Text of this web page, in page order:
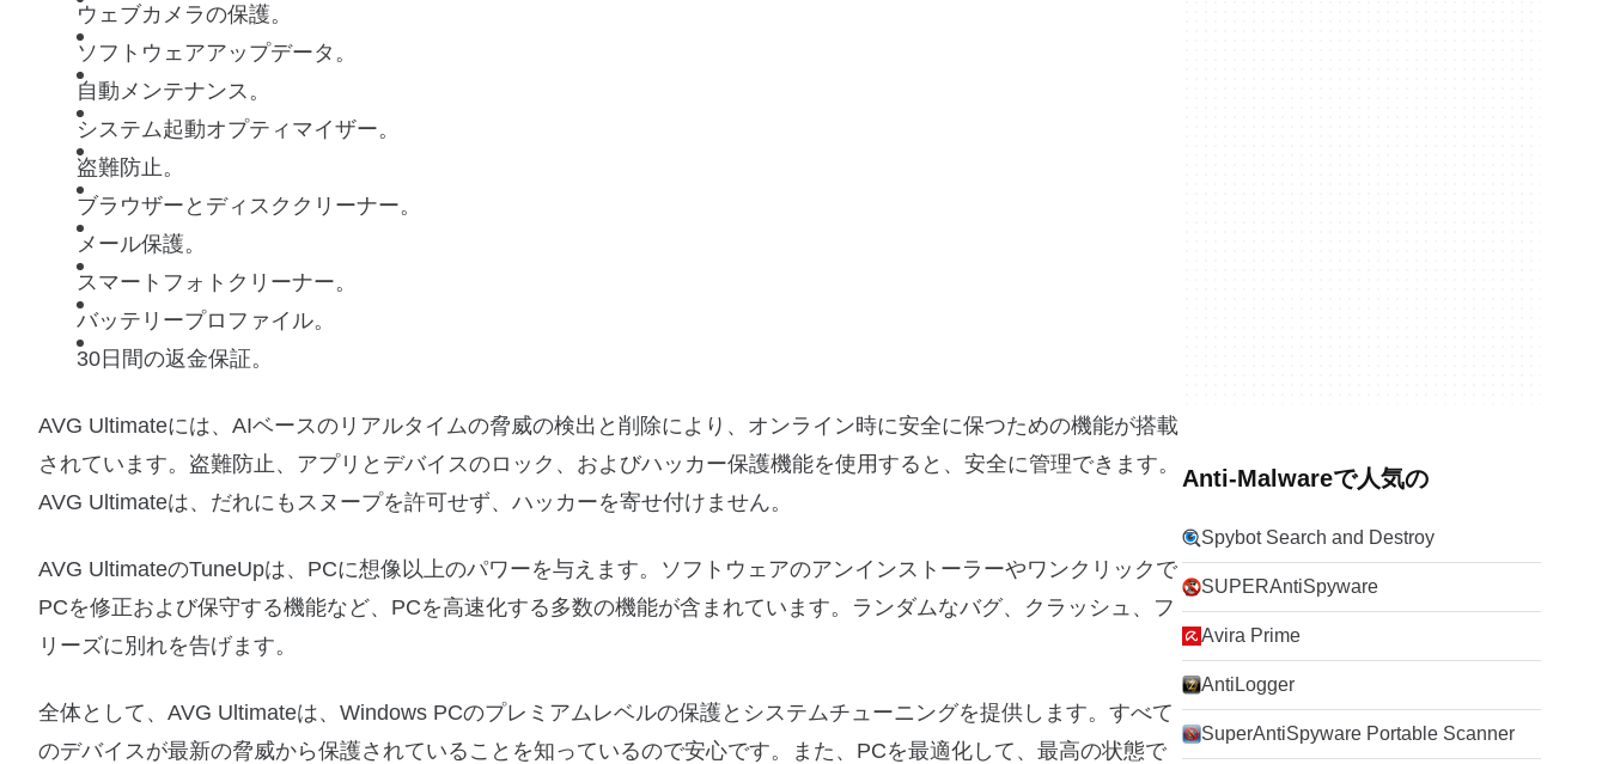
ウェブカメラの保護。
ソフトウェアアップデータ。
自動メンテナンス。
システム起動オプティマイザー。
盗難防止。
ブラウザーとディスククリーナー。
メール保護。
スマートフォトクリーナー。
バッテリープロファイル。
30日間の返金保証。
AVG Ultimateには、AIベースのリアルタイムの脅威の検出と削除により、オンライン時に安全に保つための機能が搭載
されています。盗難防止、アプリとデバイスのロック、およびハッカー保護機能を使用すると、安全に管理できます。
AVG Ultimateは、だれにもスヌープを許可せず、ハッカーを寄せ付けません。
AVG UltimateのTuneUpは、PCに想像以上のパワーを与えます。ソフトウェアのアンインストーラーやワンクリックで
PCを修正および保守する機能など、PCを高速化する多数の機能が含まれています。ランダムなバグ、クラッシュ、フ
リーズに別れを告げます。
全体として、AVG Ultimateは、Windows PCのプレミアムレベルの保護とシステムチューニングを提供します。すべて
のデバイスが最新の脅威から保護されていることを知っているので安心です。また、PCを最適化して、最高の状態で
Anti-Malwareで人気の
Spybot Search and Destroy
SUPERAntiSpyware
Avira Prime
AntiLogger
SuperAntiSpyware Portable Scanner